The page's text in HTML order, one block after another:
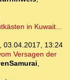
in Kuwait...
03.04.2017, 13:24
Versagen der
,